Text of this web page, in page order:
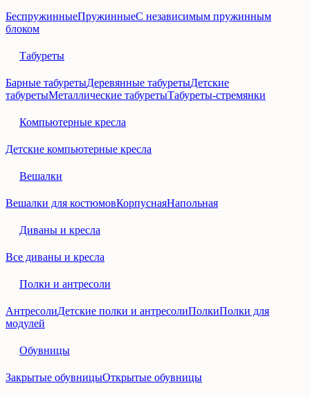
БеспружинныеПружинныеС независимым пружинным
блоком
Табуреты
Барные табуретыДеревянные табуретыДетские
табуретыМеталлические табуретыТабуреты-стремянки
Компьютерные кресла
Детские компьютерные кресла
Вешалки
Вешалки для костюмовКорпуснаяНапольная
Диваны и кресла
Все диваны и кресла
Полки и антресоли
АнтресолиДетские полки и антресолиПолкиПолки для
модулей
Обувницы
Закрытые обувницыОткрытые обувницы